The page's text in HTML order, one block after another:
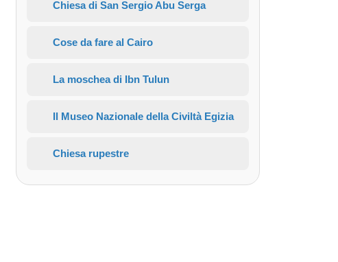
Chiesa di San Sergio Abu Serga
Cose da fare al Cairo
La moschea di Ibn Tulun
Il Museo Nazionale della Civiltà Egizia
Chiesa rupestre